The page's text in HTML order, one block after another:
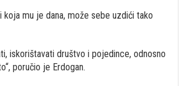
mu je dana, može sebe uzdići tako
iskorištavati društvo i pojedince, odnosno
poručio je Erdogan.